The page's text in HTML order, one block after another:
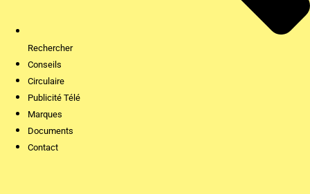
Rechercher
Conseils
Circulaire
Publicité Télé
Marques
Documents
Contact